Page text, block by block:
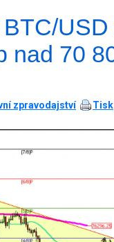
Ticker Tape by
nad 70
zpravodajství Tisk